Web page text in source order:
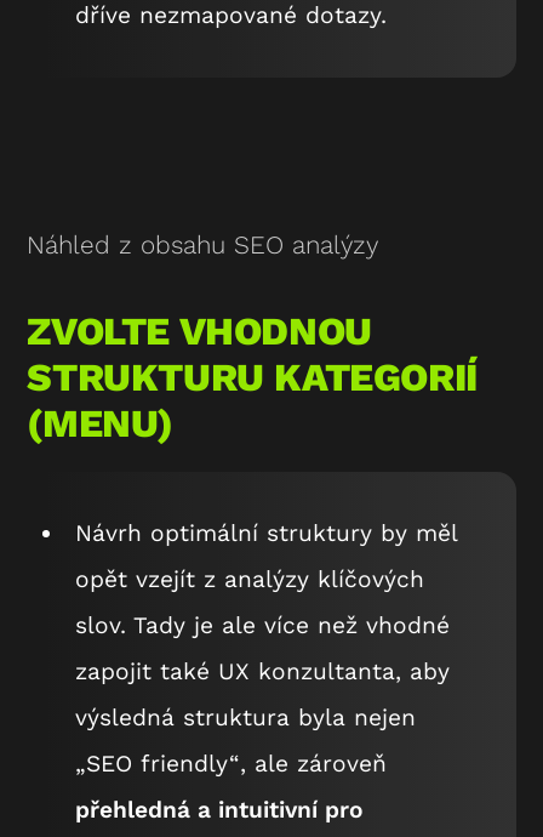
dříve nezmapované dotazy.
Náhled z obsahu SEO analýzy
ZVOLTE VHODNOU
STRUKTURU KATEGORIÍ
(MENU)
Návrh optimální struktury by měl
opět vzejít z analýzy klíčových
slov. Tady je ale více než vhodné
zapojit také UX konzultanta, aby
výsledná struktura byla nejen
„SEO friendly“, ale zároveň
přehledná a intuitivní pro